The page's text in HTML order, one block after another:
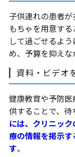
子供連れの患者
もちゃを用意す
して過ごせるよ
め、予算を抑えな
資料・ビデオ
健康教育や予防
供することで、待
には、クリニッ
療の情報を掲示
す。